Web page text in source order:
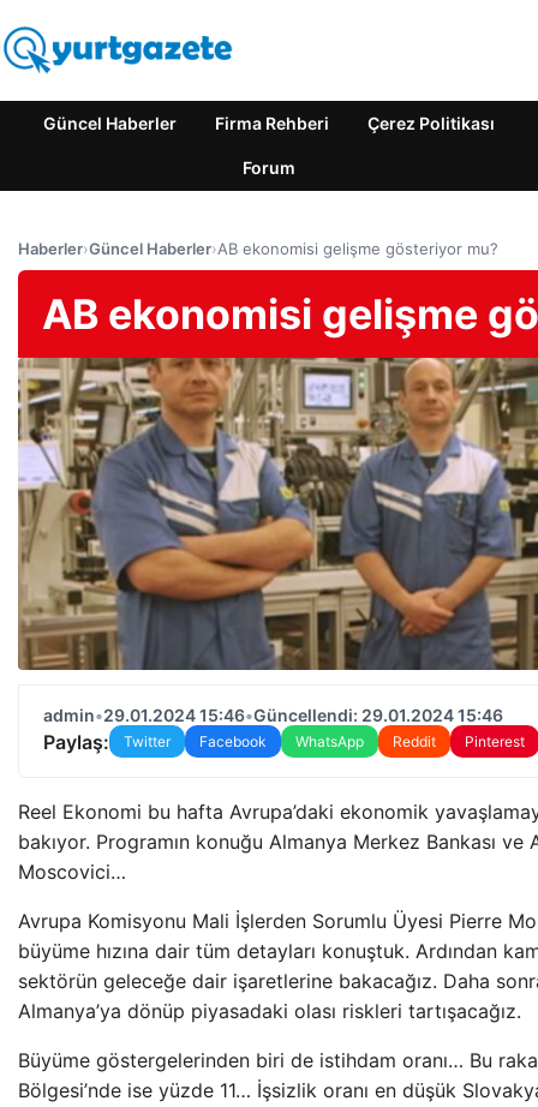
Güncel Haberler Firma Rehberi Çerez Politikası
Forum
Haberler›Güncel Haberler›AB ekonomisi gelişme gösteriyor mu?
AB ekonomisi gelişme
admin•29.01.2024 15:46•Güncellendi: 29.01.2024 15:46
Paylaş: Twitter Facebook WhatsApp Reddit Pinterest
Reel Ekonomi bu hafta Avrupa’daki ekonomik
bakıyor. Programın konuğu Almanya Merkez Bankası
Moscovici…
Avrupa Komisyonu Mali İşlerden Sorumlu Üyesi Pierre
büyüme hızına dair tüm detayları konuştuk. Ardından
sektörün geleceğe dair işaretlerine bakacağız. Daha
Almanya’ya dönüp piyasadaki olası riskleri tartışacağız.
Büyüme göstergelerinden biri de istihdam oranı… Bu
Bölgesi’nde ise yüzde 11… İşsizlik oranı en düşük